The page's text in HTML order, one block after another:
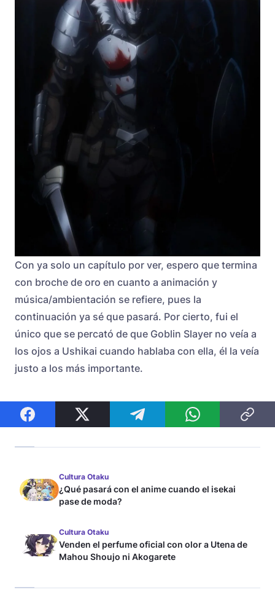
Con ya solo un capítulo por ver, espero que termina
con broche de oro en cuanto a animación y
música/ambientación se refiere, pues la
continuación ya sé que pasará. Por cierto, fui el
único que se percató de que Goblin Slayer no veía a
los ojos a Ushikai cuando hablaba con ella, él la veía
justo a los más importante.
Cultura Otaku
¿Qué pasará con el anime cuando el isekai
pase de moda?
Cultura Otaku
Venden el perfume oficial con olor a Utena de
Mahou Shoujo ni Akogarete